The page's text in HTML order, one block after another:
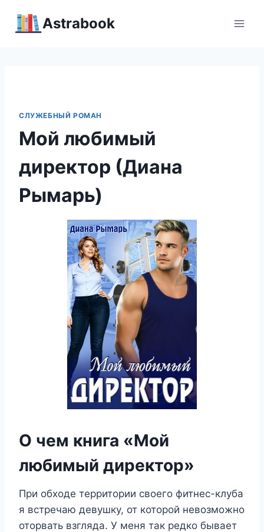
Аstrabook
СЛУЖЕБНЫЙ РОМАН
Мой любимый
директор (Диана
Рымарь)
О чем книга «Мой
любимый директор»
При обходе территории своего фитнес-клуба
я встречаю девушку, от которой невозможно
оторвать взгляда. У меня так редко бывает